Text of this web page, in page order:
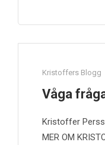
Kristoffers Blogg
Våga
Kristoffer
MER OM